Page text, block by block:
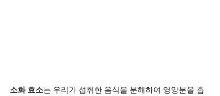
소화 효소는 우리가 섭취한 음식을 분해하여 영양분을 흡